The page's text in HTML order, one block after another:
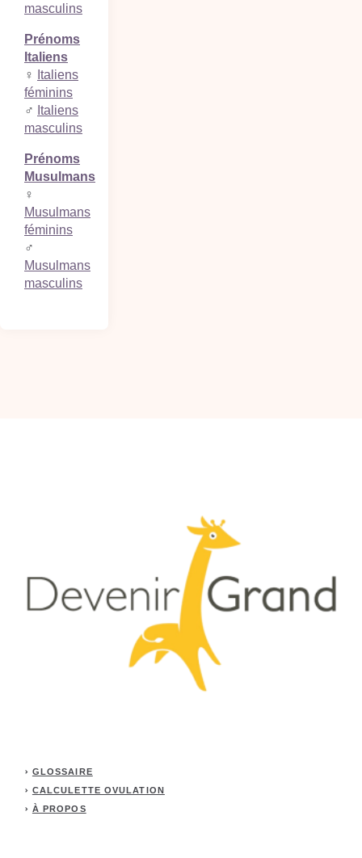
masculins
Prénoms
Italiens
♀
Italiens
féminins
♂ Italiens
masculins
Prénoms
Musulmans
♀
Musulmans
féminins
♂
Musulmans
masculins
GLOSSAIRE
CALCULETTE OVULATION
À PROPOS